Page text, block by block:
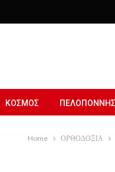
ΚΟΣΜΟΣ
Home ΟΡΘΟΔΟΞΙΑ